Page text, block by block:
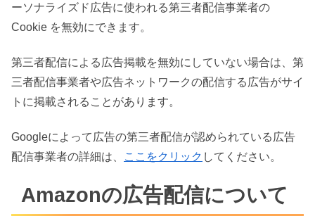
ーソナライズド広告に使われる第三者配信事業者の
Cookie を無効にできます。
第三者配信による広告掲載を無効にしていない場合は、第
三者配信事業者や広告ネットワークの配信する広告がサイ
トに掲載されることがあります。
Googleによって広告の第三者配信が認められている広告
配信事業者の詳細は、
ここをクリック してください。
Amazonの広告配信について